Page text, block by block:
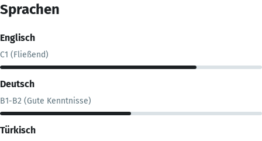
Sprachen
Englisch
C1 (Fließend)
Deutsch
B1-B2 (Gute Kenntnisse)
Türkisch